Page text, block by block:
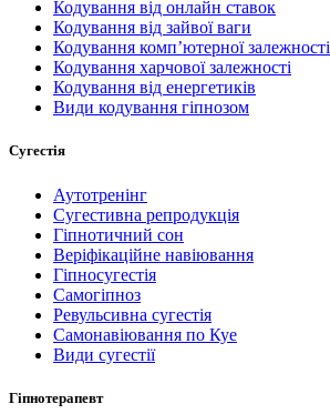
Кодування від онлайн ставок
Кодування від зайвої ваги
Кодування комп’ютерної залежності
Кодування харчової залежності
Кодування від енергетиків
Види кодування гіпнозом
Сугестія
Аутотренінг
Сугестивна репродукція
Гіпнотичний сон
Веріфікаційне навіювання
Гіпносугестія
Самогіпноз
Ревульсивна сугестія
Самонавіювання по Куе
Види сугестії
Гіпнотерапевт